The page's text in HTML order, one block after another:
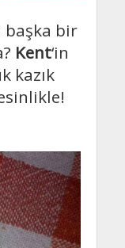
başka bir
Kent‘in
kazık